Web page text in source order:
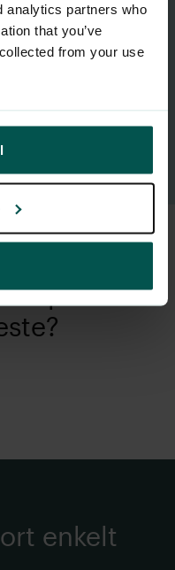
analytics partners who
that you’ve
from your use
som gjelderover
Ved å inngå
vil dine kunder
enkelt